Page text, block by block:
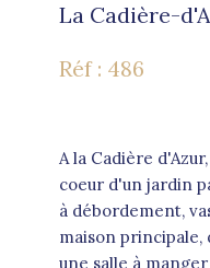
La Cadière-
Réf : 486
A la Cadière
coeur d'un jardin
à débordement,
maison principale,
une salle à